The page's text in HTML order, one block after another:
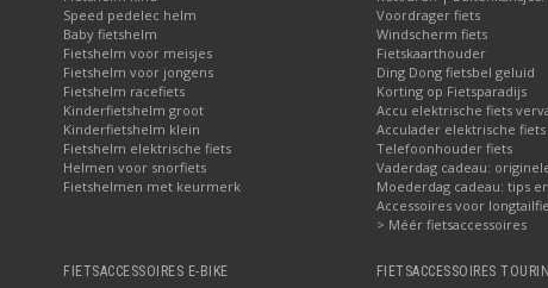
Speed pedelec helm
Baby fietshelm
Fietshelm voor meisjes
Fietshelm voor jongens
Fietshelm racefiets
Kinderfietshelm groot
Kinderfietshelm klein
Fietshelm elektrische fiets
Helmen voor snorfiets
Fietshelmen met keurmerk
Voordrager fiets
Windscherm fiets
Fietskaarthouder
Ding Dong fietsbel geluid
Korting op Fietsparadijs
Accu elektrische fiets
Acculader elektrische
Telefoonhouder fiets
Vaderdag cadeau:
Moederdag cadeau: tips
Accessoires voor
> Méér fietsaccessoires
FIETSACCESSOIRES E-BIKE FIETSACCESSOIRES